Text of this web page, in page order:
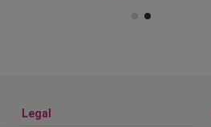
Legal